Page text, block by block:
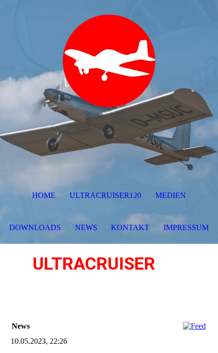
ULTRACRUISER
News
10.05.2023, 22:26
HOME ULTRACRUISER120 MEDIEN
DOWNLOADS NEWS KONTAKT IMPRESSUM